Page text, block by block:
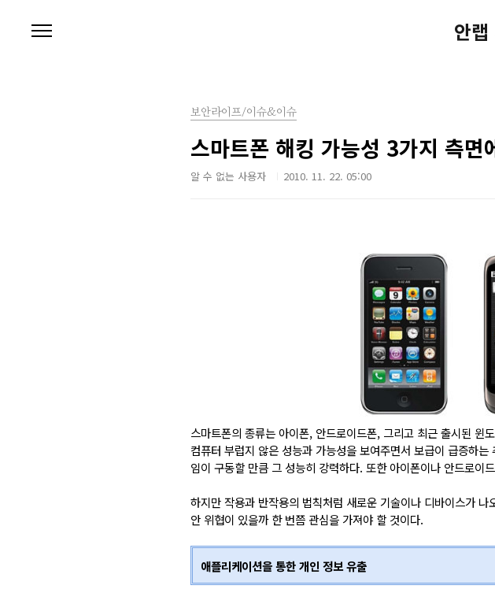
안
보안라이프/이슈&이슈
스마트폰 해킹 가능성 3가지 측면
알 수 없는 사용자 2010. 11. 22. 05:00
스마트폰의 종류는 아이폰, 안드로이드폰, 그리고 최근 출시된
컴퓨터 부럽지 않은 성능과 가능성을 보여주면서 보급이 급증하
임이 구동할 만큼 그 성능히 강력하다. 또한 아이폰이나 안드로이
하지만 작용과 반작용의 법칙처럼 새로운 기술이나 디바이스가
안 위협이 있을까 한 번쯤 관심을 가져야 할 것이다.
애플리케이션을 통한 개인 정보 유출